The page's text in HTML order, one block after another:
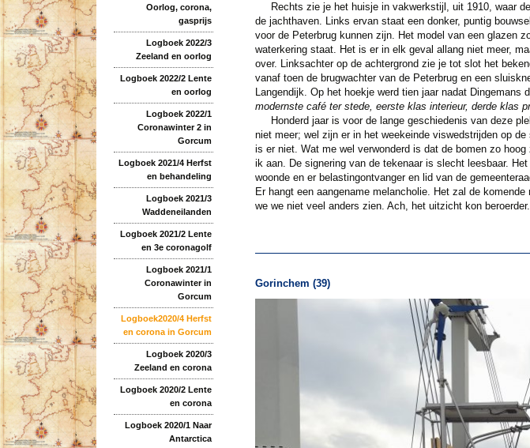
Oorlog, corona,
gasprijs
Logboek 2022/3
Zeeland en oorlog
Logboek 2022/2 Lente
en oorlog
Logboek 2022/1
Coronawinter 2 in
Gorcum
Logboek 2021/4 Herfst
en behandeling
Logboek 2021/3
Waddeneilanden
Logboek 2021/2 Lente
en 3e coronagolf
Logboek 2021/1
Coronawinter in
Gorcum
Logboek2020/4 Herfst
en corona in Gorcum
Logboek 2020/3
Zeeland en corona
Logboek 2020/2 Lente
en corona
Logboek 2020/1 Naar
Antarctica
Rechts zie je het huisje in vakwerkstijl, uit 1910, waar
de jachthaven. Links ervan staat een donker, puntig
voor de Peterbrug kunnen zijn. Het model van een glazen
waterkering staat. Het is er in elk geval allang niet meer,
over. Linksachter op de achtergrond zie je tot slot het
vanaf toen de brugwachter van de Peterbrug en een
Langendijk. Op het hoekje werd tien jaar nadat
modernste café ter stede, eerste klas interieur, derde klas
Honderd jaar is voor de lange geschiedenis van deze
niet meer; wel zijn er in het weekeinde viswedstrijden op
is er niet. Wat me wel verwonderd is dat de bomen zo
ik aan. De signering van de tekenaar is slecht leesbaar.
woonde en er belastingontvanger en lid van de
Er hangt een aangename melancholie. Het zal de
we we niet veel anders zien. Ach, het uitzicht kon beroerder.
Gorinchem (39)